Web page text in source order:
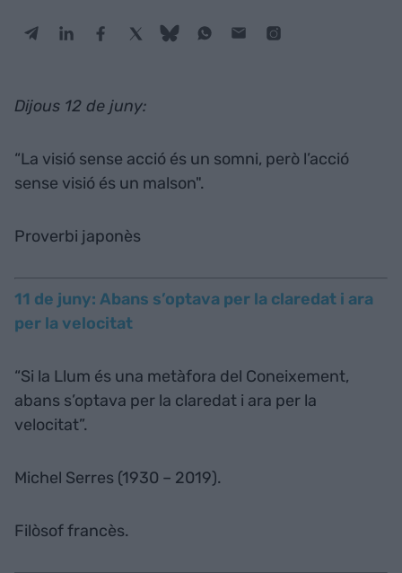
Dijous 12 de juny:
“La visió sense acció és un somni, però l’acció
sense visió és un malson".
Proverbi japonès
11 de juny: Abans s’optava per la claredat i ara
per la velocitat
“Si la Llum és una metàfora del Coneixement,
abans s’optava per la claredat i ara per la
velocitat”.
Michel Serres (1930 – 2019).
Filòsof francès.